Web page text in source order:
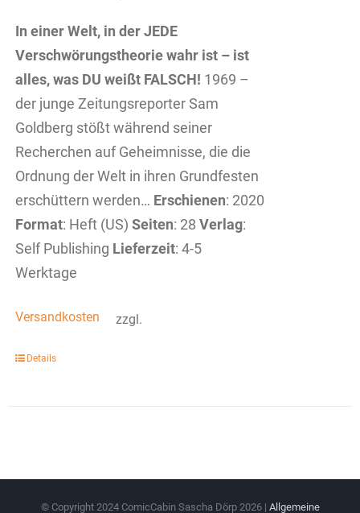
In einer Welt, in der JEDE
Verschwörungstheorie wahr ist – ist
alles, was DU weißt FALSCH! 1969 –
der junge Zeitungsreporter Sam
Goldberg stößt während seiner
Recherchen auf Geheimnisse, die die
Ordnung der Welt in ihren Grundfesten
erschüttern werden… Erschienen: 2020
Format: Heft (US) Seiten: 28 Verlag:
Self Publishing Lieferzeit: 4-5
Werktage
zzgl.
Versandkosten
Details
© Copyright 2024 ComicCabin Sascha Dörp 2026 | Allgemeine